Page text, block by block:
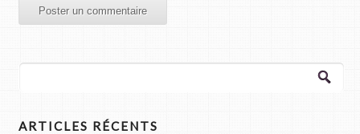
Rechercher :
ARTICLES RÉCENTS